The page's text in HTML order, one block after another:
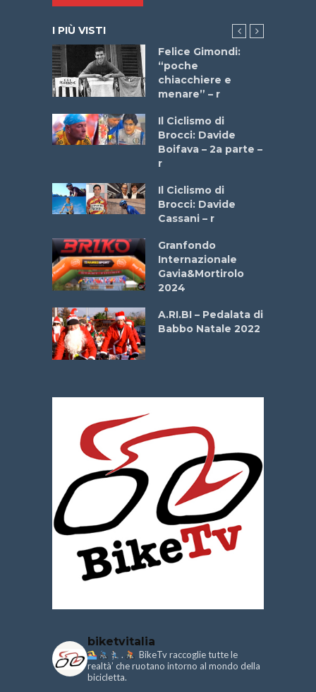
I PIÙ VISTI
Felice Gimondi:
“poche
chiacchiere e
menare” – r
Il Ciclismo di
Brocci: Davide
Boifava – 2a parte –
r
Il Ciclismo di
Brocci: Davide
Cassani – r
Granfondo
Internazionale
Gavia&Mortirolo
2024
A.RI.BI – Pedalata di
Babbo Natale 2022
biketvitalia
.
BikeTv raccoglie tutte le
realtà’ che ruotano intorno al mondo della
bicicletta.